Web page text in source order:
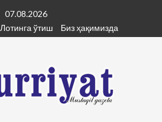
07.08.2026
Лотинга ўтиш Биз ҳақимизда